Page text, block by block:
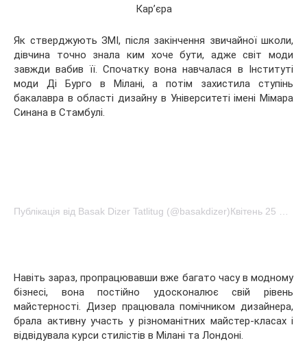
Кар’єра
Як стверджують ЗМІ, після закінчення звичайної школи,
дівчина точно знала ким хоче бути, адже світ моди
завжди вабив її. Спочатку вона навчалася в Інституті
моди Ді Бурго в Мілані, а потім захистила ступінь
бакалавра в області дизайну в Університеті імені Мімара
Синана в Стамбулі.
Навіть зараз, пропрацювавши вже багато часу в модному
бізнесі, вона постійно удосконалює свій рівень
майстерності. Дизер працювала помічником дизайнера,
брала активну участь у різноманітних майстер-класах і
відвідувала курси стилістів в Мілані та Лондоні.